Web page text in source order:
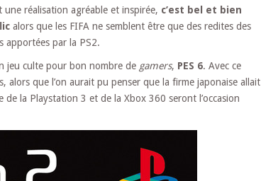
réalisation agréable et inspirée, c’est bel et bien
alors que les FIFA ne semblent être que des redites des
apportées par la PS2.
jeu culte pour bon nombre de gamers, PES 6. Avec ce
que l’on aurait pu penser que la firme japonaise allait
de la Playstation 3 et de la Xbox 360 seront l’occasion